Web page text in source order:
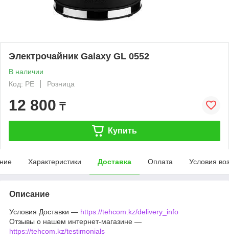
Электрочайник Galaxy GL 0552
В наличии
Код: PE
Розница
12 800 ₸
Купить
Характеристики Доставка Оплата Условия
Описание
Условия Доставки — https://tehcom.kz/delivery_info
Отзывы о нашем интернет-магазине —
https://tehcom.kz/testimonials